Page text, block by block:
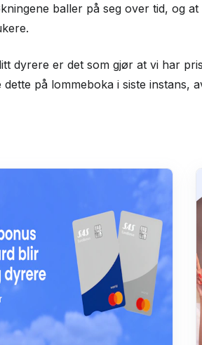
baller på seg over tid, og
dyrere er det som gjør at vi har
på lommeboka i siste instans,